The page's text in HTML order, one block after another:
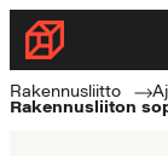
Siirry
suoraan
sisältöön
Rakennusliitto
Rakennusalan
ammattilaisten
Rakennusliitto
Rakennusliiton